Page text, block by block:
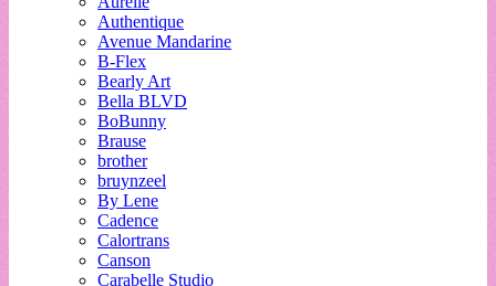
Authentique
Avenue Mandarine
B-Flex
Bearly Art
Bella BLVD
BoBunny
Brause
brother
bruynzeel
By Lene
Cadence
Calortrans
Canson
Carabelle Studio